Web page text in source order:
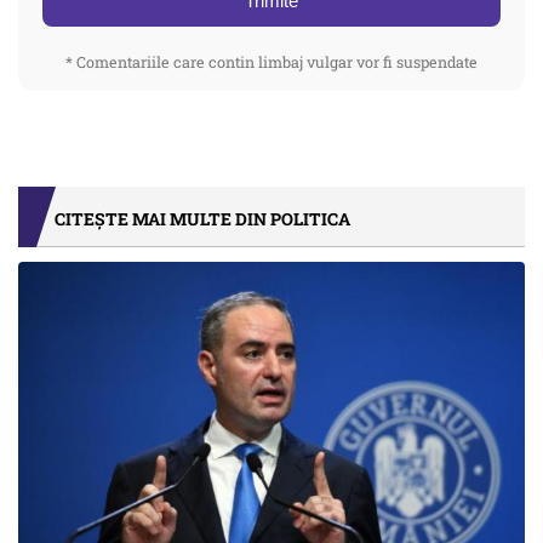
* Comentariile care contin limbaj vulgar vor fi suspendate
CITEȘTE MAI MULTE DIN POLITICA